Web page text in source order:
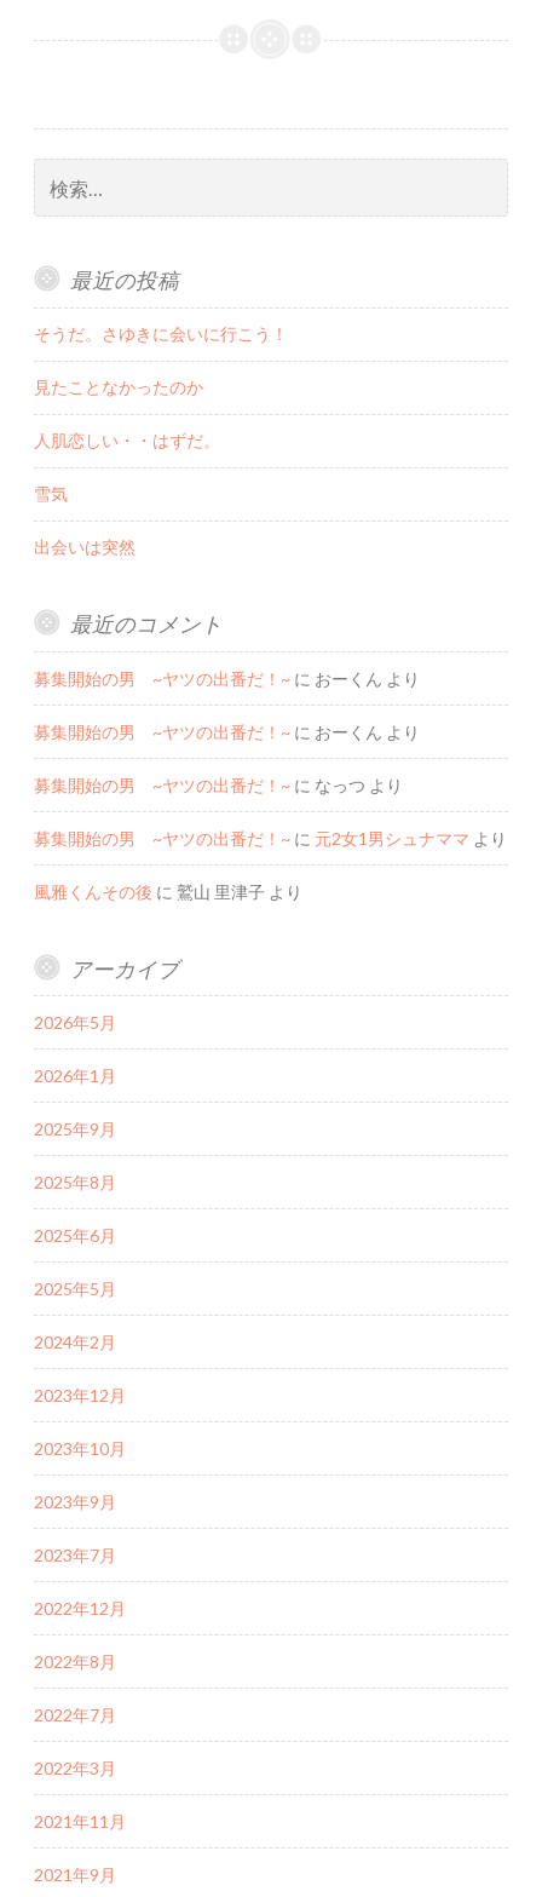
あ
る
索:
最近の投稿
そうだ。さゆきに会いに行こう！
見たことなかったのか
人肌恋しい・・はずだ。
雪気
出会いは突然
最近のコメント
募集開始の男 ~ヤツの出番だ！~ に おーくん より
募集開始の男 ~ヤツの出番だ！~ に おーくん より
募集開始の男 ~ヤツの出番だ！~ に なっつ より
募集開始の男 ~ヤツの出番だ！~ に 元2女1男シュナママ より
風雅くんその後 に 鷲山 里津子 より
アーカイブ
2026年5月
2026年1月
2025年9月
2025年8月
2025年6月
2025年5月
2024年2月
2023年12月
2023年10月
2023年9月
2023年7月
2022年12月
2022年8月
2022年7月
2022年3月
2021年11月
2021年9月